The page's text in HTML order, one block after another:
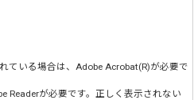
ている場合は、 Adobe Acrobat(R)が必要で
Readerが必要です。正しく表示されない